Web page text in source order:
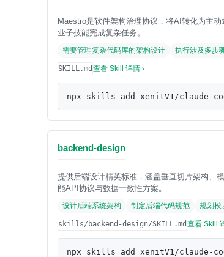
Maestro是软件架构治理协议，将AI转化为主
业子技能完成复杂任务。
需要管理复杂代码库的架构设计 执行涉及多步
SKILL.md 查看 Skill 详情 ›
npx skills add xenitV1/claude-
backend-design
提供后端设计精英标准，涵盖垂直切片架构、
能API协议与数据一致性方案。
设计后端系统架构 制定后端代码规范 规划模
skills/backend-design/SKILL.md 查看 Skill
npx skills add xenitV1/claude-